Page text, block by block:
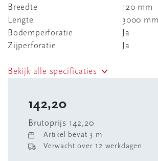
Breedte
120 mm
Lengte
3000 mm
Bodemperforatie
Ja
Zijperforatie
Ja
Bekijk alle specificaties
142,20
Brutoprijs 142,20
Artikel bevat 3 m
Verwacht over 12 werkdagen